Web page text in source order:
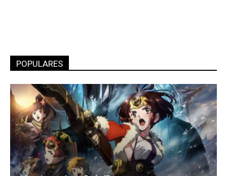
POPULARES